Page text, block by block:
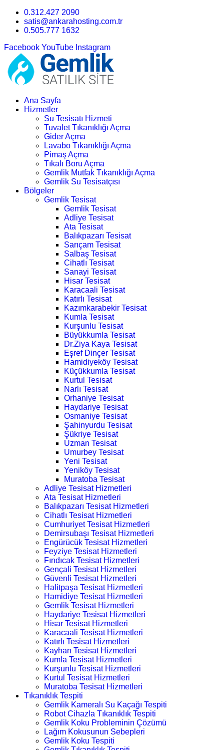
0.312.427 2090
satis@ankarahosting.com.tr
0.505.777 1632
Facebook YouTube Instagram
Ana Sayfa
Hizmetler
Su Tesisatı Hizmeti
Tuvalet Tıkanıklığı Açma
Gider Açma
Lavabo Tıkanıklığı Açma
Pimaş Açma
Tıkalı Boru Açma
Gemlik Mutfak Tıkanıklığı Açma
Gemlik Su Tesisatçısı
Bölgeler
Gemlik Tesisat
Gemlik Tesisat
Adliye Tesisat
Ata Tesisat
Balıkpazarı Tesisat
Sarıçam Tesisat
Salbaş Tesisat
Cihatlı Tesisat
Sanayi Tesisat
Hisar Tesisat
Karacaali Tesisat
Katırlı Tesisat
Kazımkarabekir Tesisat
Kumla Tesisat
Kurşunlu Tesisat
Büyükkumla Tesisat
Dr.Ziya Kaya Tesisat
Eşref Dinçer Tesisat
Hamidiyeköy Tesisat
Küçükkumla Tesisat
Kurtul Tesisat
Narlı Tesisat
Orhaniye Tesisat
Haydariye Tesisat
Osmaniye Tesisat
Şahinyurdu Tesisat
Şükriye Tesisat
Uzman Tesisat
Umurbey Tesisat
Yeni Tesisat
Yeniköy Tesisat
Muratoba Tesisat
Adliye Tesisat Hizmetleri
Ata Tesisat Hizmetleri
Balıkpazarı Tesisat Hizmetleri
Cihatlı Tesisat Hizmetleri
Cumhuriyet Tesisat Hizmetleri
Demirsubaşı Tesisat Hizmetleri
Engürücük Tesisat Hizmetleri
Feyziye Tesisat Hizmetleri
Fındıcak Tesisat Hizmetleri
Gençali Tesisat Hizmetleri
Güvenli Tesisat Hizmetleri
Halitpaşa Tesisat Hizmetleri
Hamidiye Tesisat Hizmetleri
Gemlik Tesisat Hizmetleri
Haydariye Tesisat Hizmetleri
Hisar Tesisat Hizmetleri
Karacaali Tesisat Hizmetleri
Katırlı Tesisat Hizmetleri
Kayhan Tesisat Hizmetleri
Kumla Tesisat Hizmetleri
Kurşunlu Tesisat Hizmetleri
Kurtul Tesisat Hizmetleri
Muratoba Tesisat Hizmetleri
Tıkanıklık Tespiti
Gemlik Kameralı Su Kaçağı Tespiti
Robot Cihazla Tıkanıklık Tespiti
Gemlik Koku Probleminin Çözümü
Lağım Kokusunun Sebepleri
Gemlik Koku Tespiti